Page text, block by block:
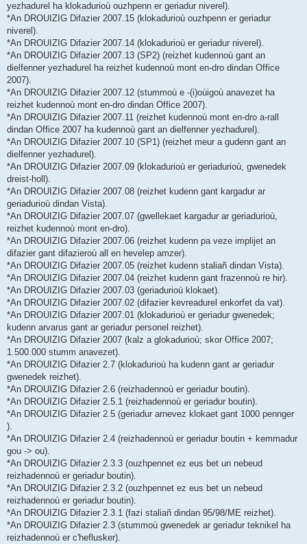
yezhadurel ha klokadurioù ouzhpenn er geriadur niverel).
*An DROUIZIG Difazier 2007.15 (klokadurioù ouzhpenn er geriadur
niverel).
*An DROUIZIG Difazier 2007.14 (klokadurioù er geriadur niverel).
*An DROUIZIG Difazier 2007.13 (SP2) (reizhet kudennoù gant an
dielfenner yezhadurel ha reizhet kudennoù mont en-dro dindan Office
2007).
*An DROUIZIG Difazier 2007.12 (stummoù e -(i)oùigoù anavezet ha
reizhet kudennoù mont en-dro dindan Office 2007).
*An DROUIZIG Difazier 2007.11 (reizhet kudennoù mont en-dro a-rall
dindan Office 2007 ha kudennoù gant an dielfenner yezhadurel).
*An DROUIZIG Difazier 2007.10 (SP1) (reizhet meur a gudenn gant an
dielfenner yezhadurel).
*An DROUIZIG Difazier 2007.09 (klokadurioù er geriadurioù, gwenedek
dreist-holl).
*An DROUIZIG Difazier 2007.08 (reizhet kudenn gant kargadur ar
geriadurioù dindan Vista).
*An DROUIZIG Difazier 2007.07 (gwellekaet kargadur ar geriadurioù,
reizhet kudennoù mont en-dro).
*An DROUIZIG Difazier 2007.06 (reizhet kudenn pa veze implijet an
difazier gant difazieroù all en hevelep amzer).
*An DROUIZIG Difazier 2007.05 (reizhet kudenn staliañ dindan Vista).
*An DROUIZIG Difazier 2007.04 (reizhet kudenn gant frazennoù re hir).
*An DROUIZIG Difazier 2007.03 (geriadurioù klokaet).
*An DROUIZIG Difazier 2007.02 (difazier kevreadurel enkorfet da vat).
*An DROUIZIG Difazier 2007.01 (klokadurioù er geriadur gwenedek;
kudenn arvarus gant ar geriadur personel reizhet).
*An DROUIZIG Difazier 2007 (kalz a glokadurioù; skor Office 2007;
1.500.000 stumm anavezet).
*An DROUIZIG Difazier 2.7 (klokadurioù ha kudenn gant ar geriadur
gwenedek reizhet).
*An DROUIZIG Difazier 2.6 (reizhadennoù er geriadur boutin).
*An DROUIZIG Difazier 2.5.1 (reizhadennoù er geriadur boutin).
*An DROUIZIG Difazier 2.5 (geriadur arnevez klokaet gant 1000 pennger
).
*An DROUIZIG Difazier 2.4 (reizhadennoù er geriadur boutin + kemmadur
gou -> ou).
*An DROUIZIG Difazier 2.3.3 (ouzhpennet ez eus bet un nebeud
reizhadennoù er geriadur boutin).
*An DROUIZIG Difazier 2.3.2 (ouzhpennet ez eus bet un nebeud
reizhadennoù er geriadur boutin).
*An DROUIZIG Difazier 2.3.1 (fazi staliañ dindan 95/98/ME reizhet).
*An DROUIZIG Difazier 2.3 (stummoù gwenedek ar geriadur teknikel ha
reizhadennoù er c'heflusker).